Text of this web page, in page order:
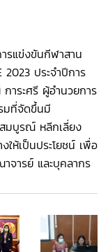
รแข่งขันกีฬาสาน
ประจำปีการ
าระศรี ผู้อำนวยการ
มที่จัดขึ้นมี
มบูรณ์ หลีกเลี่ยง
ให้เป็นประโยชน์ เพื่อ
จารย์ และบุคลากร